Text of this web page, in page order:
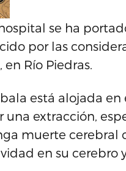
se ha
por las
Río Piedras.
está alojada
extracción,
muerte cerebral
en su cerebro